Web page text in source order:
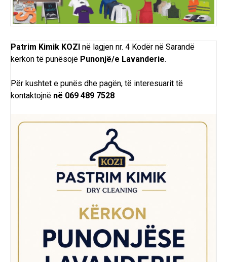
Patrim Kimik KOZI në lagjen nr. 4 Kodër në Sarandë
kërkon të punësojë Punonjë/e Lavanderie.
Për kushtet e punës dhe pagën, të interesuarit të
kontaktojnë në 069 489 7528